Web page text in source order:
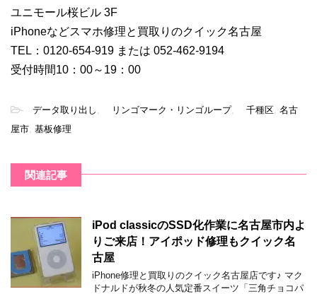
ユニモール桜ビル 3F
iPhoneなどスマホ修理と買取りのクイック名古屋
TEL：0120-654-919 または 052-462-9194
受付時間10：00～19：00
- データ取り出し リンゴマーク・リンゴループ, 千種区 名古
屋市 基板修理
関連記事
iPod classicのSSD化作業に名古屋市内よ
りご来店！アイポッド修理もクイック名
古屋
iPhone修理と買取りのクイック名古屋店です♪ マク
ドナルドが秋冬の人気定番スイーツ「三角チョコパ